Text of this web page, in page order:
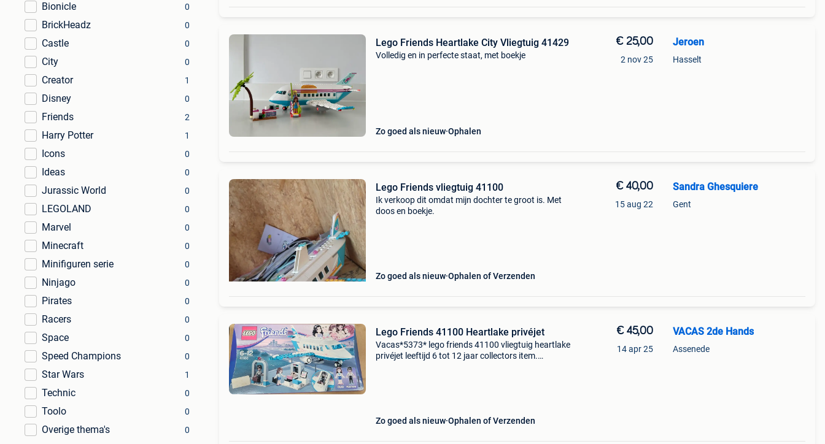
Bionicle 0
BrickHeadz 0
Castle 0
City 0
Creator 1
Disney 0
Friends 2
Harry Potter 1
Icons 0
Ideas 0
Jurassic World 0
LEGOLAND 0
Marvel 0
Minecraft 0
Minifiguren serie 0
Ninjago 0
Pirates 0
Racers 0
Space 0
Speed Champions 0
Star Wars 1
Technic 0
Toolo 0
Overige thema's 0
Lego Friends Heartlake City Vliegtuig 41429
Volledig en in perfecte staat, met boekje
Zo goed als nieuw Ophalen
€ 25,00
2 nov 25
Jeroen
Hasselt
Lego Friends vliegtuig 41100
Ik verkoop dit omdat mijn dochter te groot is. Met
doos en boekje.
Zo goed als nieuw Ophalen of Verzenden
€ 40,00
15 aug 22
Sandra Ghesquiere
Gent
Lego Friends 41100 Heartlake privéjet
Vacas*5373* lego friends 41100 vliegtuig heartlake
privéjet leeftijd 6 tot 12 jaar collectors item.
Zo goed als nieuw Ophalen of Verzenden
€ 45,00
14 apr 25
VACAS 2de Hands
Assenede